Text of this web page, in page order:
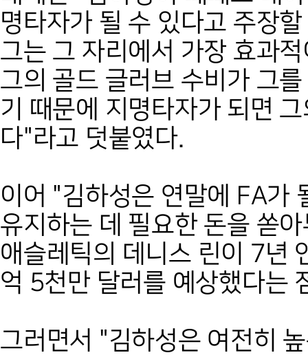
명타자가 될 수 있다고 주장
그는 그 자리에서 가장 효과
그의 골드 글러브 수비가 그
기 때문에 지명타자가 되면
다"라고 덧붙였다.
이어 "김하성은 연말에 FA가
유지하는 데 필요한 돈을 쏟
애슬레틱의 데니스 린이 7년
억 5천만 달러를 예상했다는
그러면서 "김하성은 여전히